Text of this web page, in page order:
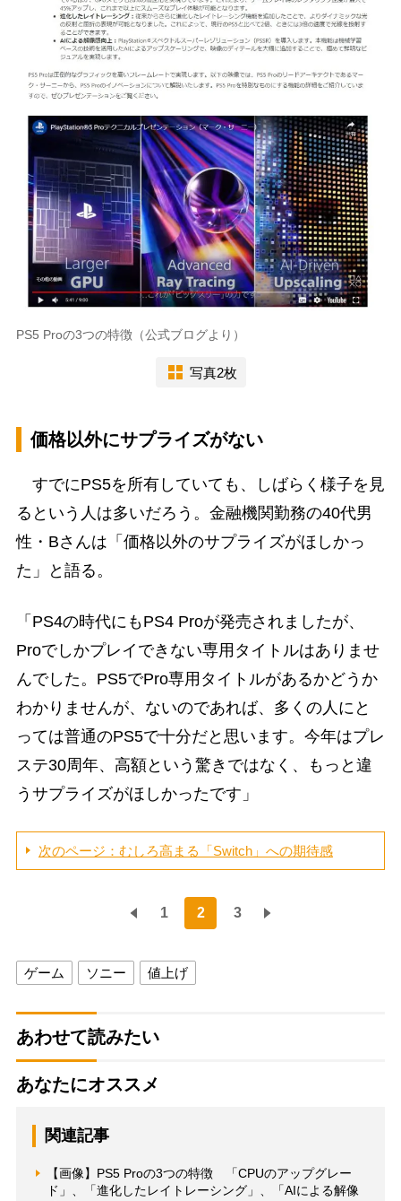
PS5 Proの3つの特徴（公式ブログより）
写真2枚
価格以外にサプライズがない
すでにPS5を所有していても、しばらく様子を見
るという人は多いだろう。金融機関勤務の40代男
性・Bさんは「価格以外のサプライズがほしかっ
た」と語る。
「PS4の時代にもPS4 Proが発売されましたが、
Proでしかプレイできない専用タイトルはありませ
んでした。PS5でPro専用タイトルがあるかどうか
わかりませんが、ないのであれば、多くの人にと
っては普通のPS5で十分だと思います。今年はプレ
ステ30周年、高額という驚きではなく、もっと違
うサプライズがほしかったです」
次のページ：むしろ高まる「Switch」への期待感
1 2 3
ゲーム ソニー 値上げ
あわせて読みたい
あなたにオススメ
関連記事
【画像】PS5 Proの3つの特徴 「CPUのアップグレー
ド」、「進化したレイトレーシング」、「AIによる解像